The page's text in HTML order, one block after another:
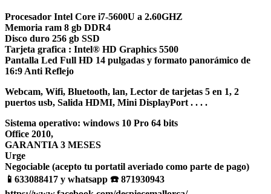
Procesador Intel Core i7-5600U a 2.60GHZ
Memoria ram 8 gb DDR4
Disco duro 256 gb SSD
Tarjeta grafica : Intel® HD Graphics 5500
Pantalla Led Full HD 14 pulgadas y formato panorámico de
16:9 Anti Reflejo
Webcam, Wifi, Bluetooth, lan, Lector de tarjetas 5 en 1, 2
puertos usb, Salida HDMI, Mini DisplayPort . . . .
Sistema operativo: windows 10 Pro 64 bits
Office 2010,
GARANTIA 3 MESES
Urge
Negociable (acepto tu portatil averiado como parte de pago)
📱633088417 y whatsapp ☎️ 871930943